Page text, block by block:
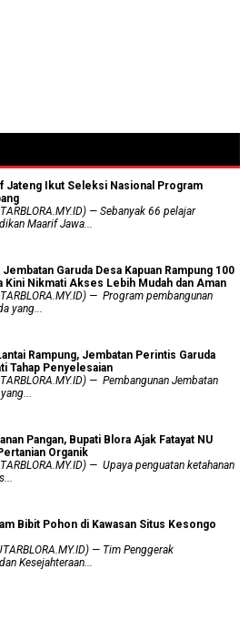
Jateng Ikut Seleksi Nasional Program
— Sebanyak 66 pelajar
Maarif Jawa...
Garuda Desa Kapuan Rampung 100
Kini Nikmati Akses Lebih Mudah dan Aman
— Program pembangunan
yang...
Rampung, Jembatan Perintis Garuda
Tahap Penyelesaian
— Pembangunan Jembatan
Pangan, Bupati Blora Ajak Fatayat NU
Organik
— Upaya penguatan ketahanan
Bibit Pohon di Kawasan Situs Kesongo
— Tim Penggerak
Kesejahteraan...